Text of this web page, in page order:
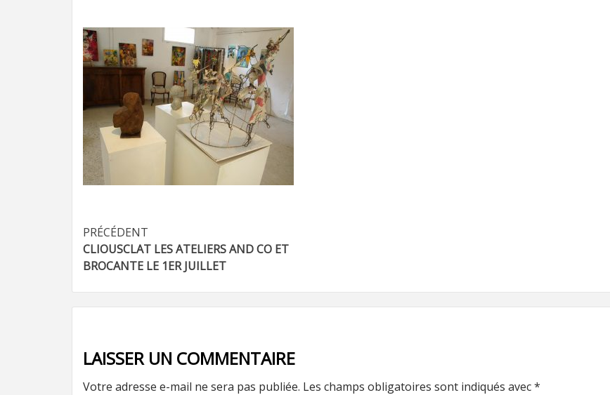
Navigation
d’article
PRÉCÉDENT
CLIOUSCLAT LES ATELIERS AND CO ET
BROCANTE LE 1ER JUILLET
LAISSER UN COMMENTAIRE
Votre adresse e-mail ne sera pas publiée. Les champs obligatoires sont indiqués avec*